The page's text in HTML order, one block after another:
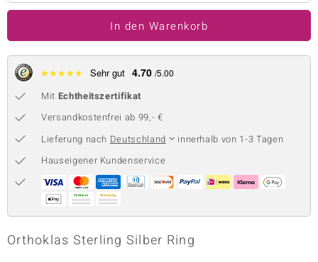
Collection
In den Warenkorb
★★★★★ Sehr gut 4.70 /5.00
Mit Echtheitszertifikat
Versandkostenfrei ab 99,- €
Lieferung nach Deutschland
innerhalb von 1-3 Tagen
Hauseigener Kundenservice
Orthoklas Sterling Silber Ring